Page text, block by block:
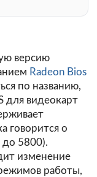
версию
Radeon Bios
по названию,
для видеокарт
говорится о
до 5800).
изменение
работы,